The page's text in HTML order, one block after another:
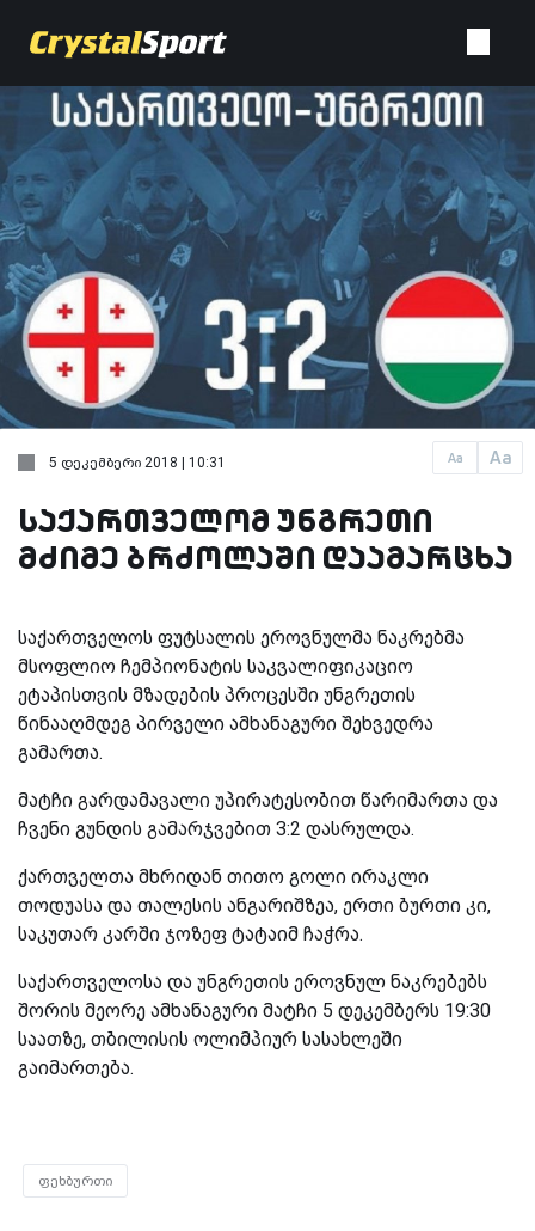
Aa Aa
5 დეკემბერი 2018 | 10:31
საქართველომ უნგრეთი
მძიმე ბრძოლაში დაამარცხა
საქართველოს ფუტსალის ეროვნულმა ნაკრებმა
მსოფლიო ჩემპიონატის საკვალიფიკაციო
ეტაპისთვის მზადების პროცესში უნგრეთის
წინააღმდეგ პირველი ამხანაგური შეხვედრა
გამართა.
მატჩი გარდამავალი უპირატესობით წარიმართა და
ჩვენი გუნდის გამარჯვებით 3:2 დასრულდა.
ქართველთა მხრიდან თითო გოლი ირაკლი
თოდუასა და თალესის ანგარიშზეა, ერთი ბურთი კი,
საკუთარ კარში ჯოზეფ ტატაიმ ჩაჭრა.
საქართველოსა და უნგრეთის ეროვნულ ნაკრებებს
შორის მეორე ამხანაგური მატჩი 5 დეკემბერს 19:30
საათზე, თბილისის ოლიმპიურ სასახლეში
გაიმართება.
ფეხბურთი